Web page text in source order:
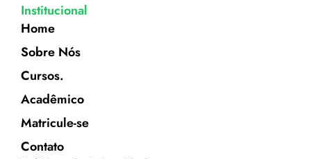
Institucional
Home
Sobre Nós
Cursos.
Acadêmico
Matricule-se
Contato